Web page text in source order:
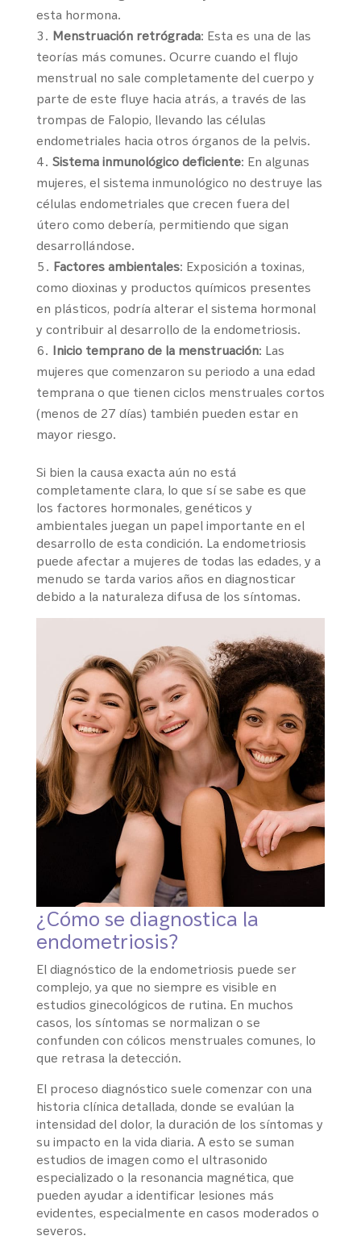
esta hormona.
Menstruación retrógrada: Esta es una de las
teorías más comunes. Ocurre cuando el flujo
menstrual no sale completamente del cuerpo y
parte de este fluye hacia atrás, a través de las
trompas de Falopio, llevando las células
endometriales hacia otros órganos de la pelvis.
Sistema inmunológico deficiente: En algunas
mujeres, el sistema inmunológico no destruye las
células endometriales que crecen fuera del
útero como debería, permitiendo que sigan
desarrollándose.
Factores ambientales: Exposición a toxinas,
como dioxinas y productos químicos presentes
en plásticos, podría alterar el sistema hormonal
y contribuir al desarrollo de la endometriosis.
Inicio temprano de la menstruación: Las
mujeres que comenzaron su periodo a una edad
temprana o que tienen ciclos menstruales cortos
(menos de 27 días) también pueden estar en
mayor riesgo.
Si bien la causa exacta aún no está
completamente clara, lo que sí se sabe es que
los factores hormonales, genéticos y
ambientales juegan un papel importante en el
desarrollo de esta condición. La endometriosis
puede afectar a mujeres de todas las edades, y a
menudo se tarda varios años en diagnosticar
debido a la naturaleza difusa de los síntomas.
¿Cómo se diagnostica la
endometriosis?
El diagnóstico de la endometriosis puede ser
complejo, ya que no siempre es visible en
estudios ginecológicos de rutina. En muchos
casos, los síntomas se normalizan o se
confunden con cólicos menstruales comunes, lo
que retrasa la detección.
El proceso diagnóstico suele comenzar con una
historia clínica detallada, donde se evalúan la
intensidad del dolor, la duración de los síntomas y
su impacto en la vida diaria. A esto se suman
estudios de imagen como el ultrasonido
especializado o la resonancia magnética, que
pueden ayudar a identificar lesiones más
evidentes, especialmente en casos moderados o
severos.